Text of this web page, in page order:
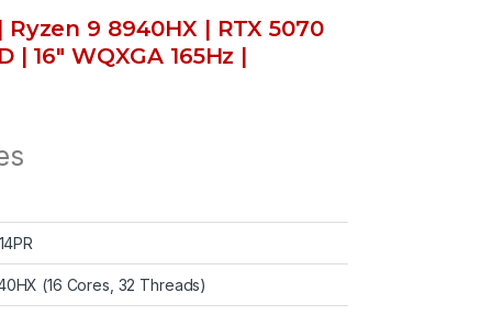
Ryzen 9 8940HX | RTX 5070
| 16″ WQXGA 165Hz |
(16 Cores, 32 Threads)